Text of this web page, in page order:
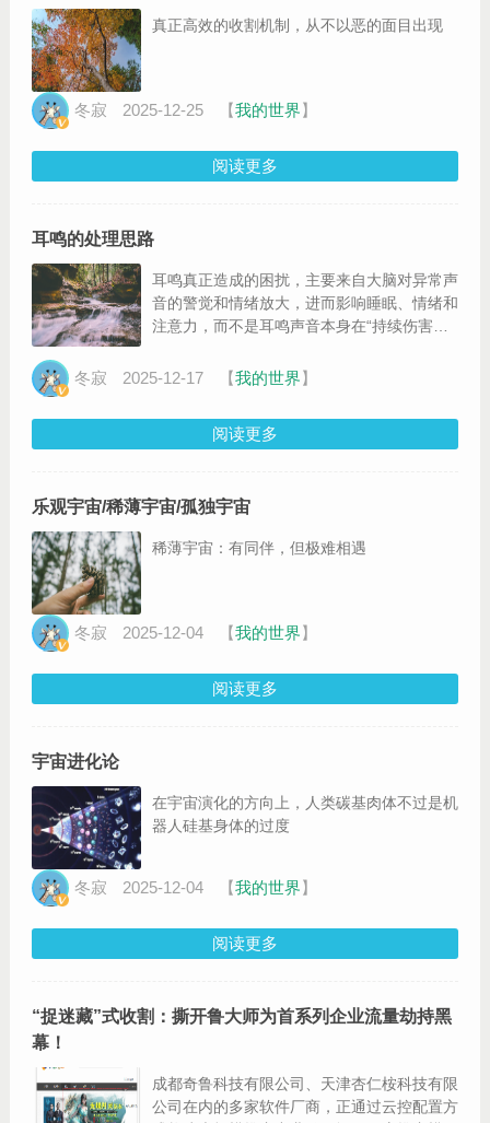
真正高效的收割机制，从不以恶的面目出现
冬寂 2025-12-25 【我的世界】
阅读更多
耳鸣的处理思路
耳鸣真正造成的困扰，主要来自大脑对异常声
音的警觉和情绪放大，进而影响睡眠、情绪和
注意力，而不是耳鸣声音本身在“持续伤害身
冬寂 2025-12-17 【我的世界】
阅读更多
乐观宇宙/稀薄宇宙/孤独宇宙
稀薄宇宙：有同伴，但极难相遇
冬寂 2025-12-04 【我的世界】
阅读更多
宇宙进化论
在宇宙演化的方向上，人类碳基肉体不过是机
器人硅基身体的过度
冬寂 2025-12-04 【我的世界】
阅读更多
“捉迷藏”式收割：撕开鲁大师为首系列企业流量劫持黑
幕！
成都奇鲁科技有限公司、天津杏仁桉科技有限
公司在内的多家软件厂商，正通过云控配置方